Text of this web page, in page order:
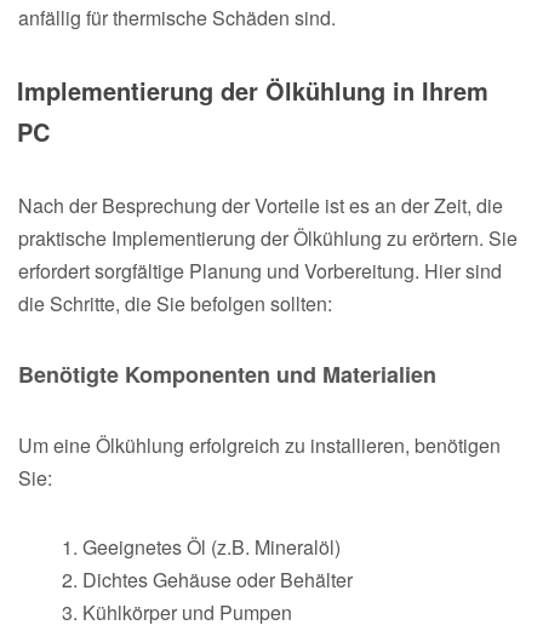
anfällig für thermische Schäden sind.
Implementierung der Ölkühlung in Ihrem
PC
Nach der Besprechung der Vorteile ist es an der Zeit, die
praktische Implementierung der Ölkühlung zu erörtern. Sie
erfordert sorgfältige Planung und Vorbereitung. Hier sind
die Schritte, die Sie befolgen sollten:
Benötigte Komponenten und Materialien
Um eine Ölkühlung erfolgreich zu installieren, benötigen
Sie:
Geeignetes Öl (z.B. Mineralöl)
Dichtes Gehäuse oder Behälter
Kühlkörper und Pumpen